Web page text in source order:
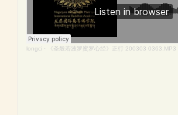
longci · 《圣般若波罗蜜罗心经》正行 200303 0363.MP3